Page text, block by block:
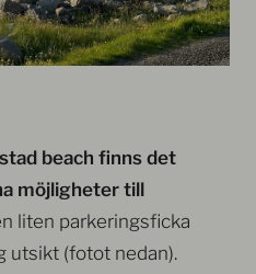
beach finns det
möjligheter till
liten parkeringsficka
utsikt (fotot nedan).